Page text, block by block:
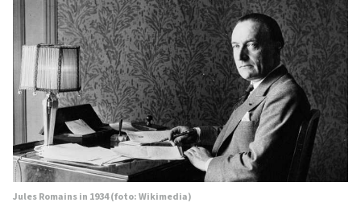
Jules Romains in 1934 (foto: Wikimedia)